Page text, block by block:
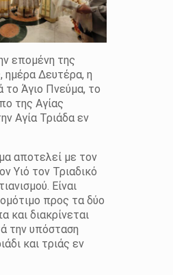
επομένη της
ημέρα Δευτέρα, η
το Άγιο Πνεύμα, το
της Αγίας
Αγία Τριάδα εν
αποτελεί με τον
Υιό τον Τριαδικό
Είναι
προς τα δύο
διακρίνεται
την υπόσταση
και τριάς εν